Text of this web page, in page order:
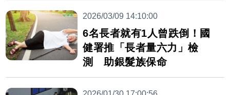
2026/03/09 14:10:00
6名長者就有1人曾跌倒！國
健署推「長者量六力」檢
測 助銀髮族保命